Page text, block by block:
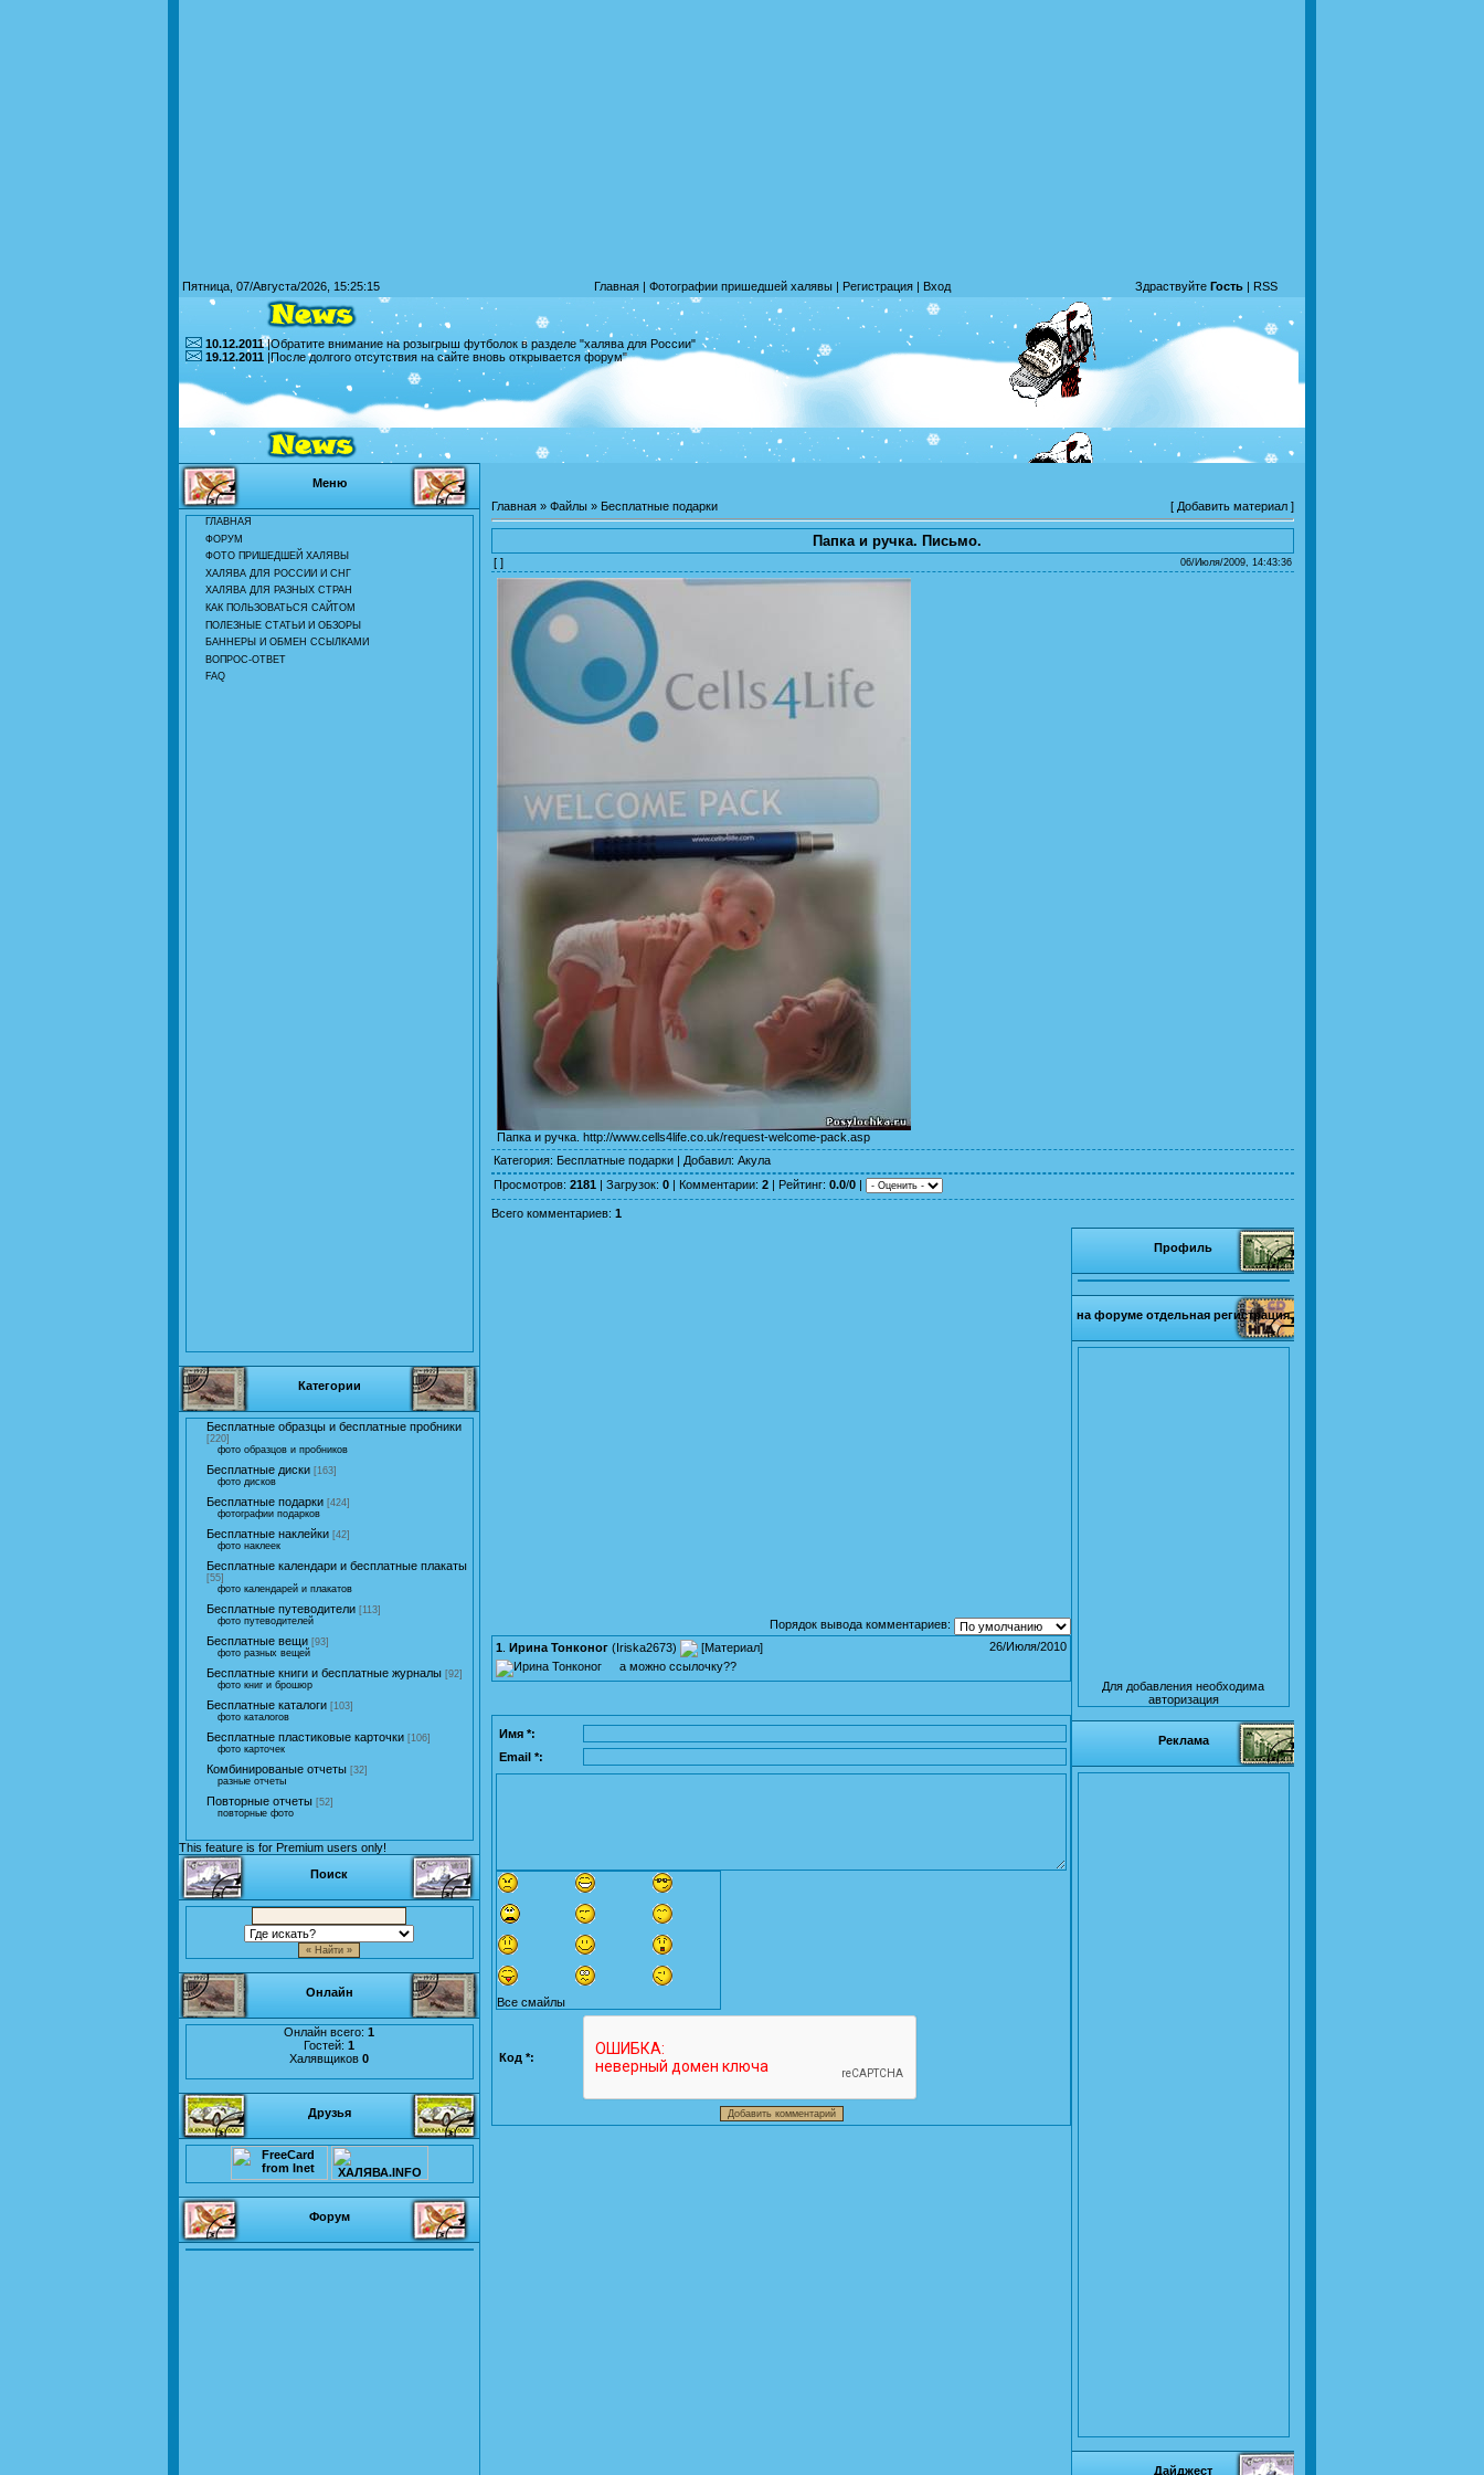
Пятница, 07/Августа/2026, 15:25:15 Главная | Фотографии пришедшей халявы | Регистрация | Вход Здраствуйте Гость | RSS
10.12.2011|Обратите внимание на розыгрыш футболок в разделе "халява для России"
19.12.2011 |После долгого отсутствия на сайте вновь открывается форум"
Меню
ГЛАВНАЯ
ФОРУМ
ФОТО ПРИШЕДШЕЙ ХАЛЯВЫ
ХАЛЯВА ДЛЯ РОССИИ И СНГ
ХАЛЯВА ДЛЯ РАЗНЫХ СТРАН
КАК ПОЛЬЗОВАТЬСЯ САЙТОМ
ПОЛЕЗНЫЕ СТАТЬИ И ОБЗОРЫ
БАННЕРЫ И ОБМЕН ССЫЛКАМИ
ВОПРОС-ОТВЕТ
FAQ
Категории
Бесплатные образцы и бесплатные пробники
[220]
фото образцов и пробников
Бесплатные диски [163]
фото дисков
Бесплатные подарки [424]
фотографии подарков
Бесплатные наклейки [42]
фото наклеек
Бесплатные календари и бесплатные плакаты
[55]
фото календарей и плакатов
Бесплатные путеводители [113]
фото путеводителей
Бесплатные вещи [93]
фото разных вещей
Бесплатные книги и бесплатные журналы [92]
фото книг и брошюр
Бесплатные каталоги [103]
фото каталогов
Бесплатные пластиковые карточки [106]
фото карточек
Комбинированые отчеты [32]
разные отчеты
Повторные отчеты [52]
повторные фото
This feature is for Premium users only!
Поиск
Онлайн
Онлайн всего: 1
Гостей: 1
Халявщиков 0
Друзья
Форум
Главная » Файлы » Бесплатные подарки [ Добавить материал ]
Папка и ручка. Письмо.
[ ] 06/Июля/2009, 14:43:36
Папка и ручка. http://www.cells4life.co.uk/request-welcome-pack.asp
Категория: Бесплатные подарки | Добавил: Акула
Просмотров: 2181 | Загрузок: 0 | Комментарии: 2 | Рейтинг: 0.0/0 |
Всего комментариев: 1
Порядок вывода комментариев:
26/Июля/2010
1 Ирина Тонконог (Iriska2673) [Материал]
а можно ссылочку??
Имя *:
Email *:
Все смайлы
Код *:
Профиль
на форуме отдельная регистрация
Для добавления необходима
авторизация
Реклама
Дайджест